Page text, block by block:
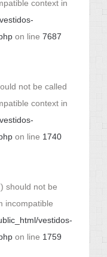
context in
on line 7687
not be called
context in
on line 1740
should not be
incompatible
vestidos-
on line 1759